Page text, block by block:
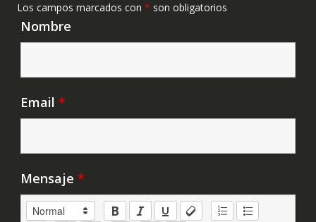
Los campos marcados con * son obligatorios
Nombre
Email *
Mensaje *